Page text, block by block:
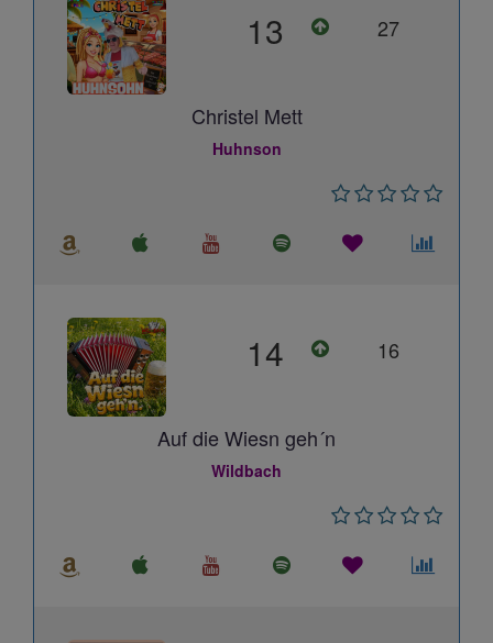
13 27
Christel Mett
Huhnson
14 16
Auf die Wiesn geh´n
Wildbach